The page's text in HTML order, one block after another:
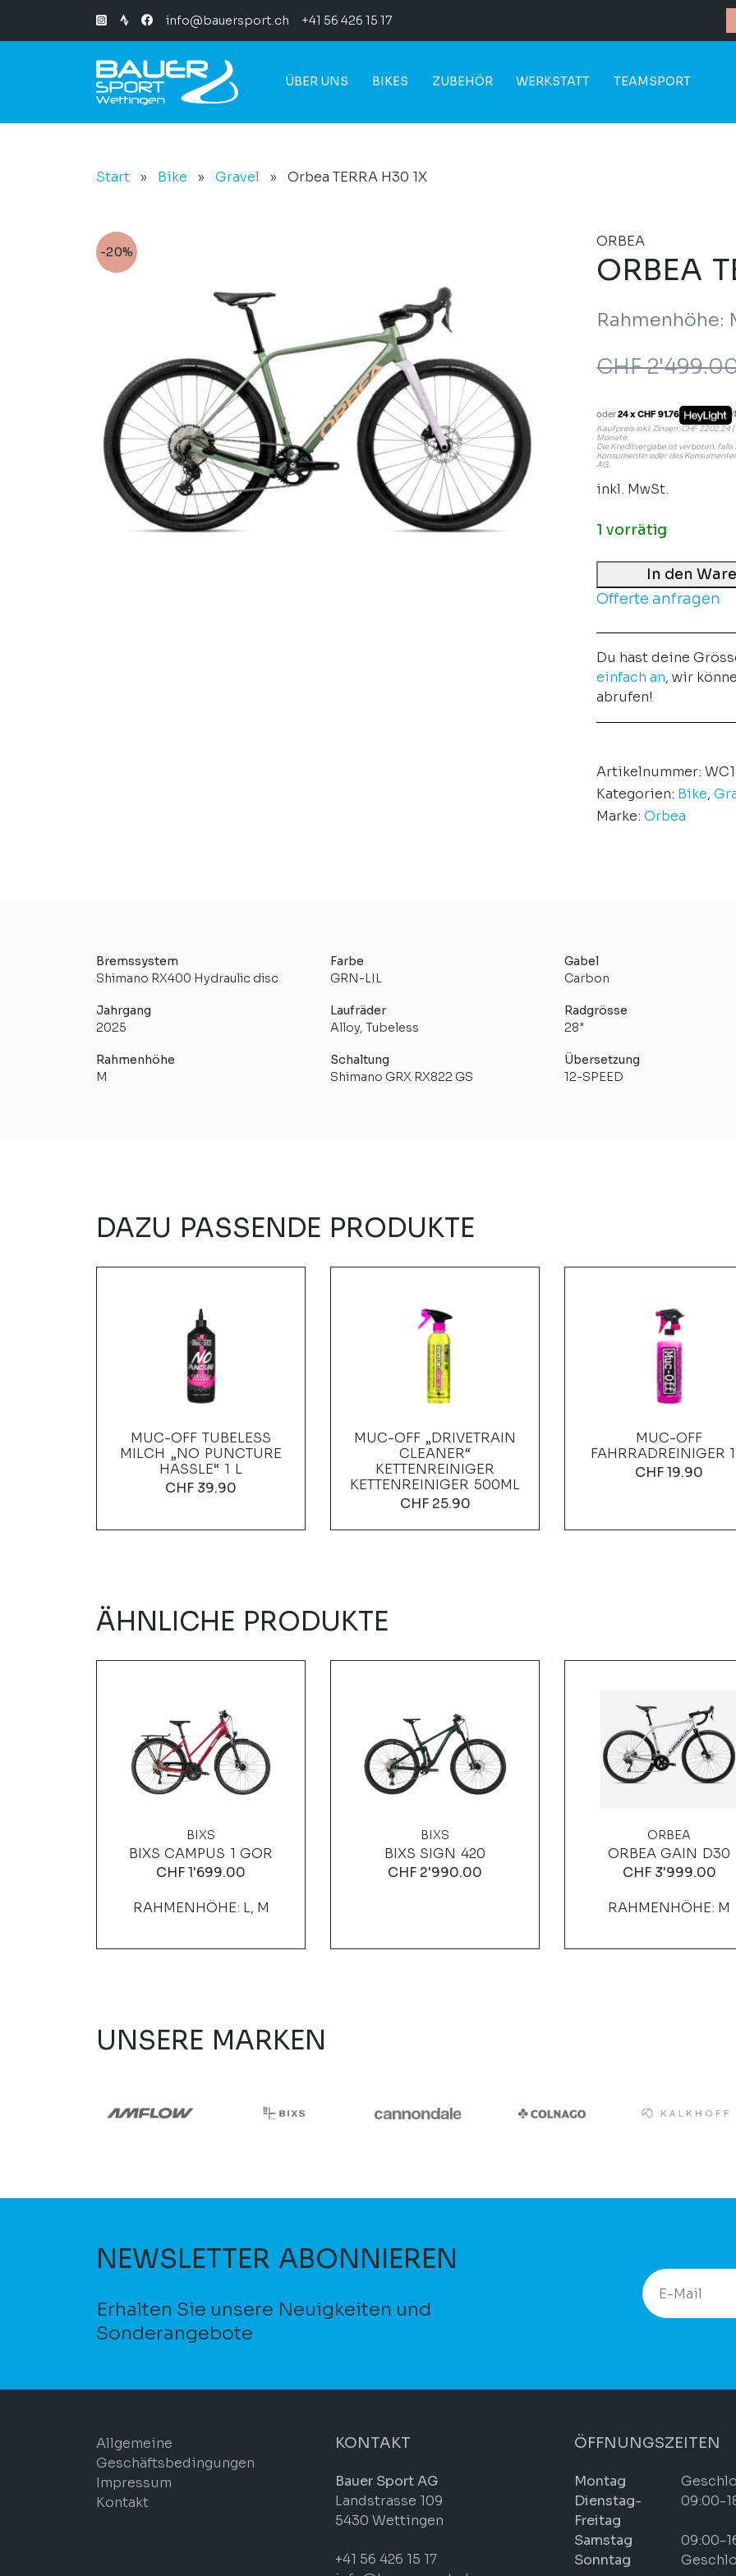
info@bauersport.ch +41 56 426 15 17
ÜBER UNS BIKES ZUBEHÖR WERKSTATT TEAMSPORT
Start » Bike » Gravel » Orbea TERRA H30 1X
-20%
ORBEA
ORBEA
Rahmenhöhe:
CHF
oder24 x CHF 91.76
Kaufpreis inkl. Zinsen: CHF 2202.24
Monate.
Die Kreditvergabe ist verboten, falls
Konsumentin oder des
AG.
inkl. MwSt.
1 vorrätig
In den
Offerte anfragen
Du hast deine
einfach an, wir
abrufen!
Artikelnummer:
Kategorien: Bike,
Marke: Orbea
Bremssystem
Shimano RX400 Hydraulic disc
Farbe
GRN-LIL
Gabel
Carbon
Jahrgang
2025
Laufräder
Alloy, Tubeless
Radgrösse
28"
Rahmenhöhe
M
Schaltung
Shimano GRX RX822 GS
Übersetzung
12-SPEED
DAZU PASSENDE PRODUKTE
MUC-OFF TUBELESS
MILCH „NO PUNCTURE
HASSLE“ 1 L
CHF 39.90
MUC-OFF „DRIVETRAIN
CLEANER“
KETTENREINIGER
KETTENREINIGER 500ML
CHF25.90
MUC-OFF
FAHRRADREINIGER
CHF19.90
ÄHNLICHE PRODUKTE
BIXS
BIXS CAMPUS 1 GOR
CHF1'699.00
RAHMENHÖHE: L, M
BIXS
BIXS SIGN 420
CHF 2'990.00
ORBEA
ORBEA GAIN D30
CHF3'999.00
RAHMENHÖHE: M
UNSERE MARKEN
NEWSLETTER ABONNIEREN
Erhalten Sie unsere Neuigkeiten und
Sonderangebote
Allgemeine
Geschäftsbedingungen
Impressum
Kontakt
KONTAKT
Bauer Sport AG
Landstrasse 109
5430 Wettingen
+41 56 426 15 17
ÖFFNUNGSZEITEN
Montag
Dienstag-
Freitag
09:00-
Samstag
09:00-
Sonntag